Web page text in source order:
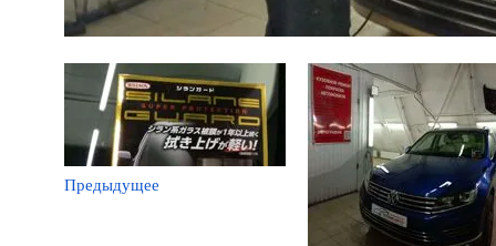
Предыдущее